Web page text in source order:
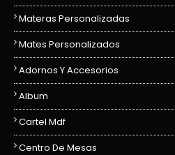
Materas Personalizadas
Mates Personalizados
Adornos Y Accesorios
Album
Cartel Mdf
Centro De Mesas